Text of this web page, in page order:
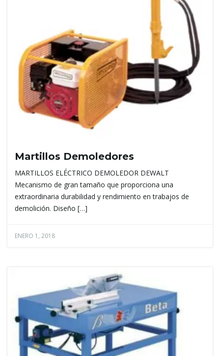
Martillos Demoledores
MARTILLOS ELÉCTRICO DEMOLEDOR DEWALT
Mecanismo de gran tamaño que proporciona una
extraordinaria durabilidad y rendimiento en trabajos de
demolición. Diseño […]
ENERO 1, 2018